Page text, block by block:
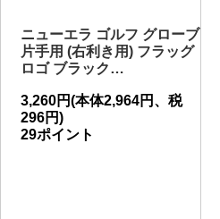
ニューエラ ゴルフ グローブ
片手用 (右利き用) フラッグ
ロゴ ブラック…
3,260円(本体2,964円、税
296円)
29ポイント